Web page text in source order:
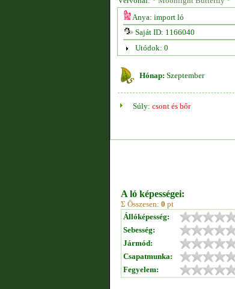
Anya: import ló
Saját ID: 1166040
Utódok: 0
Hónap: Szeptember
Súly: csont és bőr
A ló képességei:
Σ Összesen: 0 pt
Állóképesség:
Sebesség:
Jármód:
Csapatmunka:
Fegyelem: